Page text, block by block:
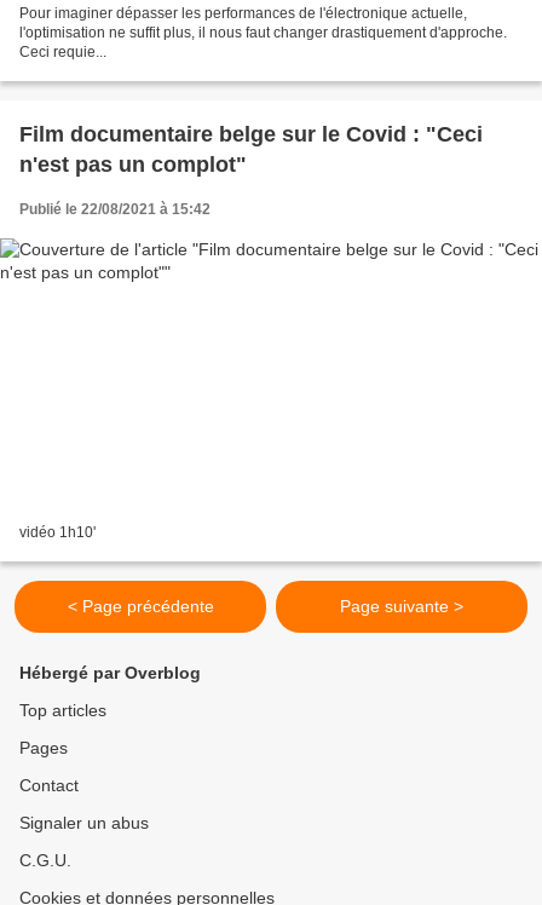
Pour imaginer dépasser les performances de l'électronique actuelle,
l'optimisation ne suffit plus, il nous faut changer drastiquement d'approche.
Ceci requie...
Film documentaire belge sur le Covid : "Ceci
n'est pas un complot"
Publié le 22/08/2021 à 15:42
vidéo 1h10'
< Page précédente Page suivante >
Hébergé par Overblog
Top articles
Pages
Contact
Signaler un abus
C.G.U.
Cookies et données personnelles